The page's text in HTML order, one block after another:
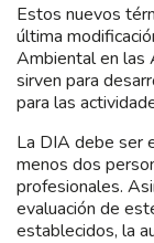
Estos nuevos
última
Ambiental en las
sirven para
para las
La DIA debe ser
menos dos
profesionales.
evaluación de
establecidos, la